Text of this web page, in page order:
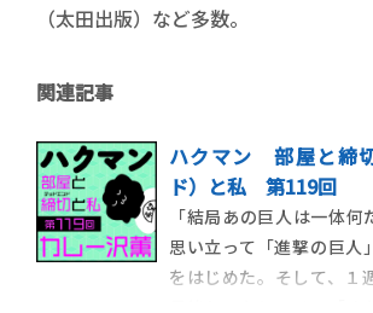
（太田出版）など多数。
関連記事
ハクマン 部屋と締
ド）と私 第119回
「結局あの巨人は一体
思い立って「進撃の巨人
をはじめた。そして、１